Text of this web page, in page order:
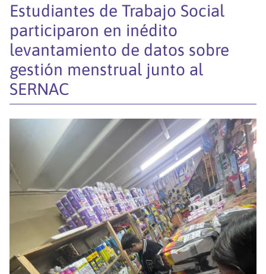
Estudiantes de Trabajo Social
participaron en inédito
levantamiento de datos sobre
gestión menstrual junto al
SERNAC